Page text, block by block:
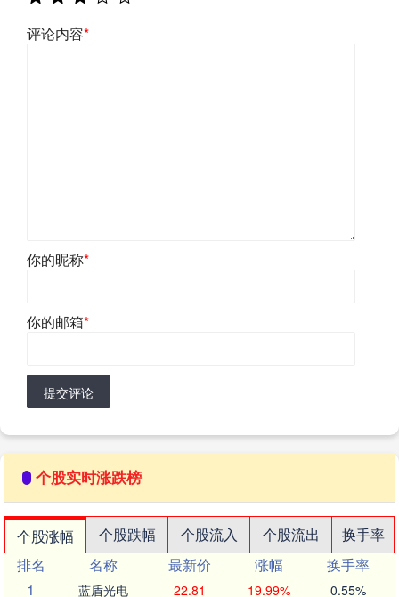
评论内容*
你的昵称*
你的邮箱*
提交评论
个股实时涨跌榜
个股涨幅 个股跌幅 个股流入 个股流出
换手率
排名
名称 最新价 涨幅
换手率
1
蓝盾光电 22.81 19.99% 0.55%